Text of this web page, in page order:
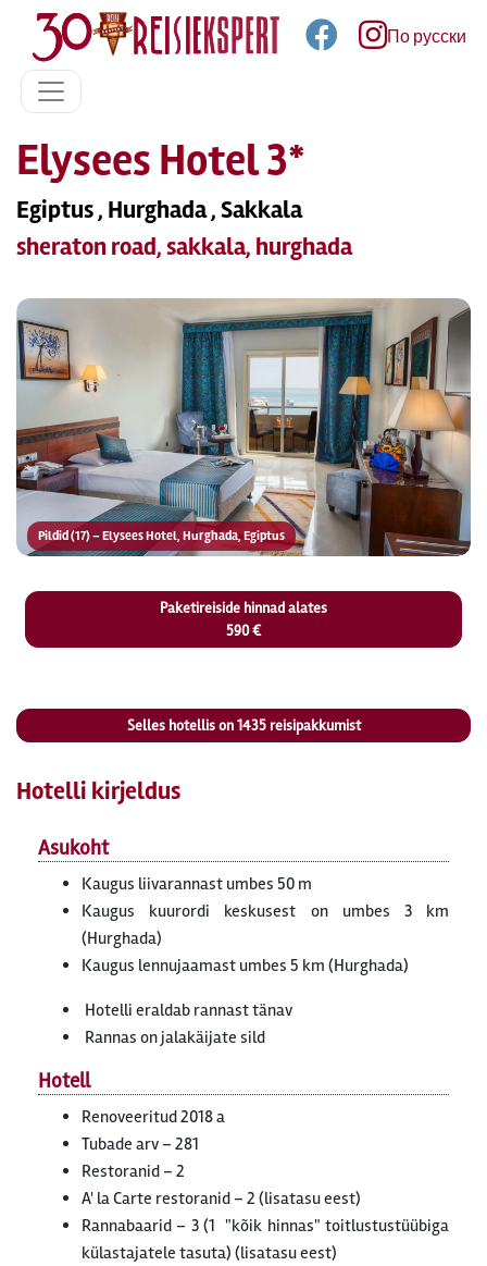
По русски
Elysees Hotel 3*
Egiptus , Hurghada , Sakkala
sheraton road, sakkala, hurghada
Pildid (17) – Elysees Hotel, Hurghada, Egiptus
Paketireiside hinnad alates
590 €
Selles hotellis on1435reisipakkumist
Hotelli kirjeldus
Asukoht
Kaugus liivarannast umbes 50 m
Kaugus kuurordi keskusest on umbes 3 km
(Hurghada)
Kaugus lennujaamast umbes 5 km (Hurghada)
Hotelli eraldab rannast tänav
Rannas on jalakäijate sild
Hotell
Renoveeritud 2018 a
Tubade arv – 281
Restoranid – 2
A' la Carte restoranid – 2 (lisatasu eest)
Rannabaarid – 3 (1 "kõik hinnas" toitlustustüübiga
külastajatele tasuta) (lisatasu eest)